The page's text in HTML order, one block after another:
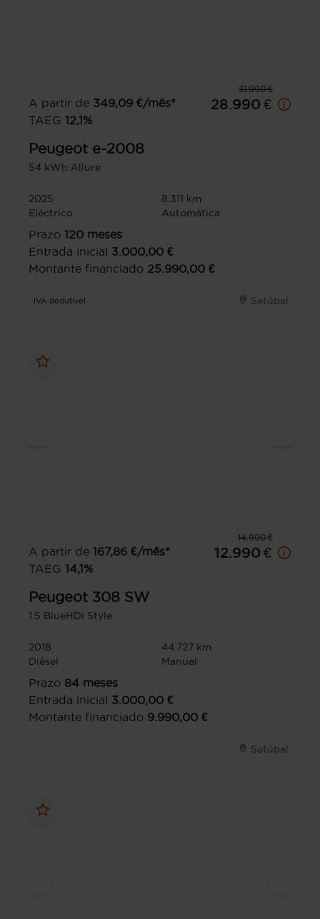
31.990 €
A partir de 349,09 €/mês*
TAEG 12,1%
28.990 €
Peugeot e-2008
54 kWh Allure
2025
8.311 km
Eléctrico
Automática
Prazo 120 meses
Entrada inicial 3.000,00 €
Montante financiado 25.990,00 €
IVA dedutível Setúbal
14.990 €
A partir de 167,86 €/mês*
TAEG 14,1%
12.990 €
Peugeot 308 SW
1.5 BlueHDi Style
2018
44.727 km
Diésel
Manual
Prazo 84 meses
Entrada inicial 3.000,00 €
Montante financiado 9.990,00 €
Setúbal